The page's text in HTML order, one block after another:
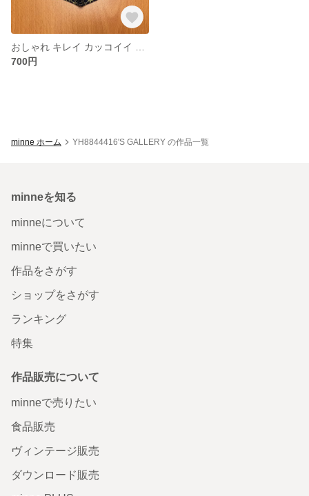
700円
minne ホーム YH8844416'S GALLERY の作品一覧
minneを知る
minneについて
minneで買いたい
作品をさがす
ショップをさがす
ランキング
特集
作品販売について
minneで売りたい
食品販売
ヴィンテージ販売
ダウンロード販売